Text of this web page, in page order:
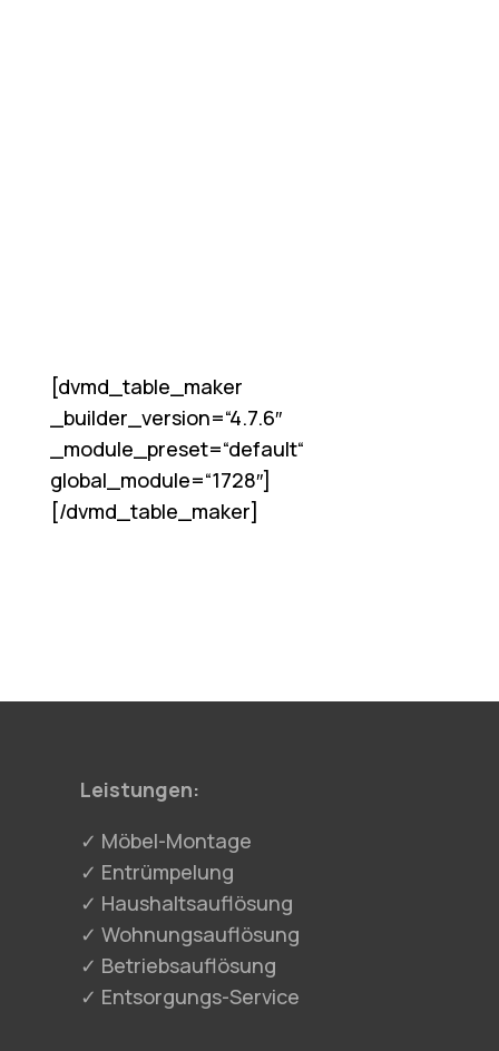
[dvmd_table_maker
_builder_version=“4.7.6″
_module_preset=“default“
global_module=“1728″]
[/dvmd_table_maker]
Leistungen:
✓ Möbel-Montage
✓ Entrümpelung
✓ Haushaltsauflösung
✓ Wohnungsauflösung
✓ Betriebsauflösung
✓ Entsorgungs-Service